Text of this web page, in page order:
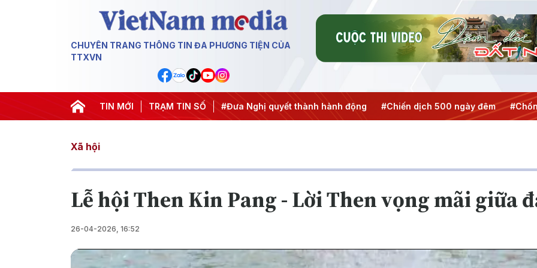
CHUYÊN TRANG THÔNG TIN ĐA PHƯƠNG TIỆN CỦA
TTXVN
TIN MỚI TRẠM TIN SỐ
#Hội nghị Trung ương 3 #Đưa Nghị quyết thành hành động #Chiến dịch 500 ngày đêm #Chống khai thác IUU
Xã hội
Lễ hội Then Kin Pang - Lời Then vọng mãi giữa
26-04-2026, 16:52